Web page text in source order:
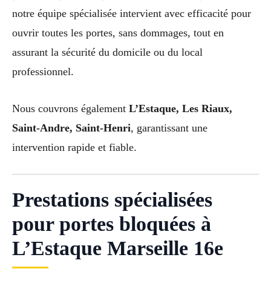
notre équipe spécialisée intervient avec efficacité pour
ouvrir toutes les portes, sans dommages, tout en
assurant la sécurité du domicile ou du local
professionnel.
Nous couvrons également L’Estaque, Les Riaux,
Saint-Andre, Saint-Henri, garantissant une
intervention rapide et fiable.
Prestations spécialisées
pour portes bloquées à
L’Estaque Marseille 16e